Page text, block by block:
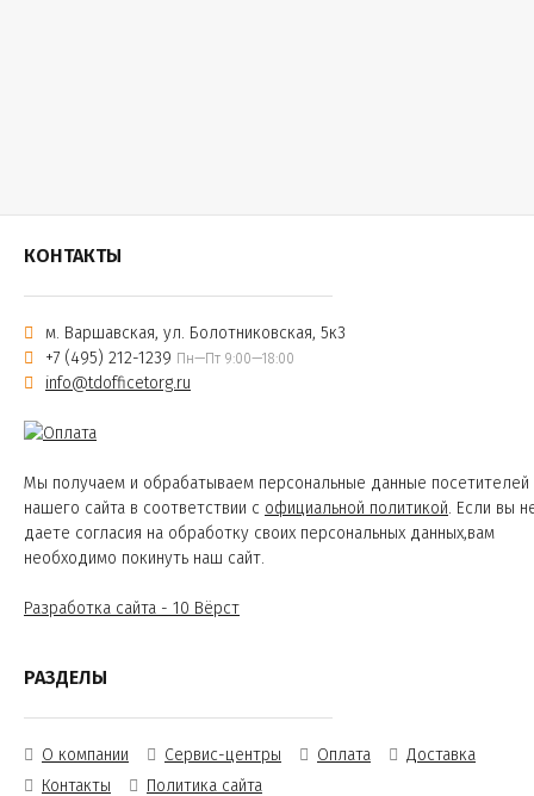
КОНТАКТЫ
м. Варшавская, ул. Болотниковская, 5к3
+7 (495) 212-1239 Пн—Пт 9:00—18:00
info@tdofficetorg.ru
Мы получаем и обрабатываем персональные данные посетителей
нашего сайта в соответствии с официальной политикой. Если вы
даете согласия на обработку своих персональных данных,вам
необходимо покинуть наш сайт.
Разработка сайта - 10 Вёрст
РАЗДЕЛЫ
О компании Сервис-центры Оплата
Доставка
Контакты
Политика сайта